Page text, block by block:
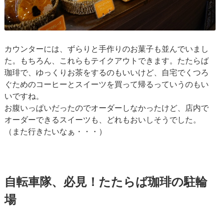
カウンターには、ずらりと手作りのお菓子も並んでいまし
た。もちろん、これらもテイクアウトできます。たたらば
珈琲で、ゆっくりお茶をするのもいいけど、自宅でくつろ
ぐためのコーヒーとスイーツを買って帰るっていうのもい
いですね。
お腹いっぱいだったのでオーダーしなかったけど、店内で
オーダーできるスイーツも、どれもおいしそうでした。
（また行きたいなぁ・・・）
自転車隊、必見！たたらば珈琲の駐輪
場